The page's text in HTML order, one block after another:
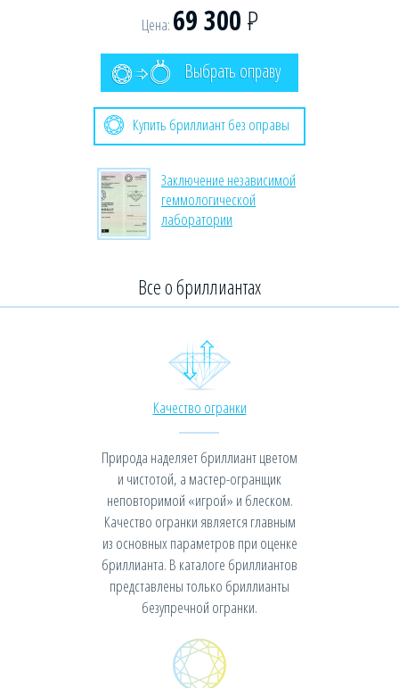
Цена: 69 300Р
Выбрать оправу
Купить бриллиант без оправы
Заключение независимой
геммологической
лаборатории
Все о бриллиантах
Качество огранки
Природа наделяет бриллиант цветом
и чистотой, а мастер-огранщик
неповторимой «игрой» и блеском.
Качество огранки является главным
из основных параметров при оценке
бриллианта. В каталоге бриллиантов
представлены только бриллианты
безупречной огранки.